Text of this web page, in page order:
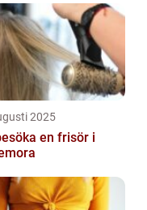
2025
en frisör i